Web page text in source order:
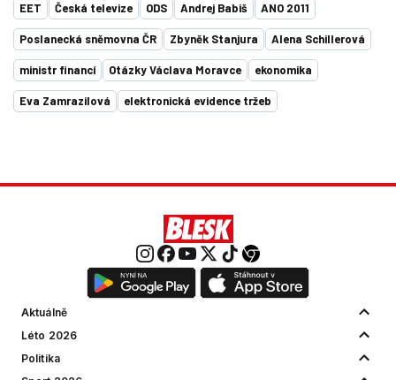
EET Česká televize ODS Andrej Babiš ANO 2011
Poslanecká sněmovna ČR Zbyněk Stanjura Alena Schillerová
ministr financí Otázky Václava Moravce ekonomika
Eva Zamrazilová elektronická evidence tržeb
Aktuálně
Léto 2026
Politika